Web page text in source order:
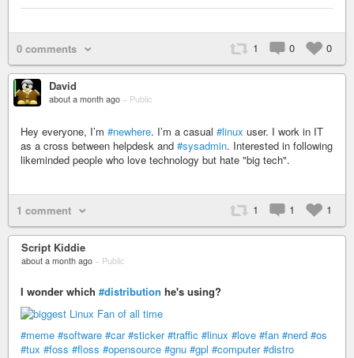
1 0 0
0 comments
David
about a month ago – Public
Hey everyone, I’m #newhere. I’m a casual #linux user. I work in IT
as a cross between helpdesk and #sysadmin. Interested in following
likeminded people who love technology but hate "big tech".
1 1 1
1 comment
Script Kiddie
about a month ago – Public
I wonder which #distribution he's using?
#meme #software #car #sticker #traffic #linux #love #fan #nerd #os
#tux #foss #floss #opensource #gnu #gpl #computer #distro